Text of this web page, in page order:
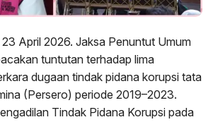
23 April 2026. Jaksa Penuntut Umum
tuntutan terhadap lima
dugaan tindak pidana korupsi tata
(Persero) periode 2019–2023.
Tindak Pidana Korupsi pada